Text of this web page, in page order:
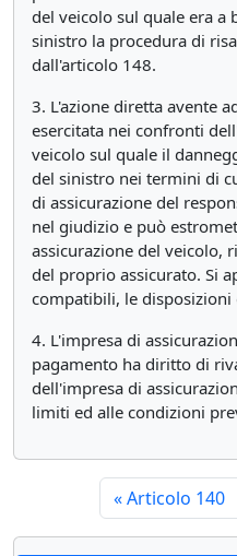
del veicolo sul quale era a
sinistro la procedura di
dall'articolo 148.
3. L'azione diretta avente
esercitata nei confronti
veicolo sul quale il
del sinistro nei termini di
di assicurazione del
nel giudizio e può
assicurazione del veicolo,
del proprio assicurato. Si
compatibili, le disposizioni
4. L'impresa di
pagamento ha diritto di
dell'impresa di
limiti ed alle condizioni
«Articolo 140